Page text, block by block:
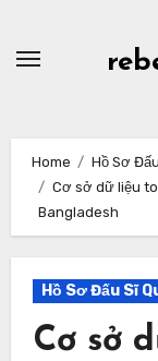
Home
Hồ Sơ
Cơ sở dữ liệu
Bangladesh
Hồ Sơ Đấu Sĩ
Cơ sở